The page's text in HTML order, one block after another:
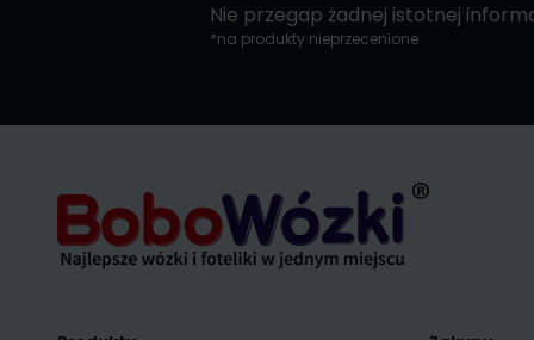
Nie przegap żadnej istotnej
*na produkty nieprzecenione